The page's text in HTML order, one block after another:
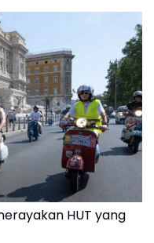
HUT yang